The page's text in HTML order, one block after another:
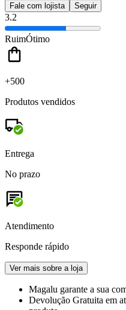
Fale com lojista Seguir
3.2
RuimÓtimo
+500
Produtos vendidos
Entrega
No prazo
Atendimento
Responde rápido
Ver mais sobre a loja
Magalu garante a sua
Devolução Gratuita em